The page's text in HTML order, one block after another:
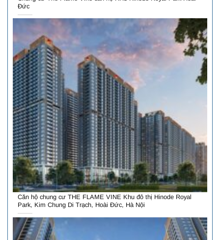
Đức
Căn hộ chung cư THE FLAME VINE Khu đô thị Hinode Royal
Park, Kim Chung Di Trạch, Hoài Đức, Hà Nội